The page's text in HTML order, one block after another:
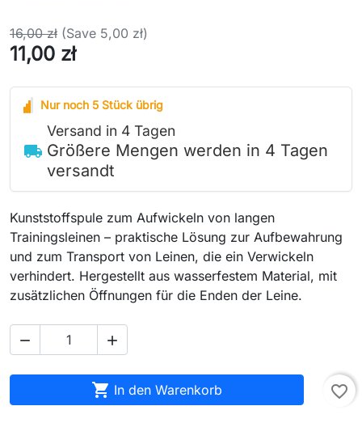
16,00 zł (Save 5,00 zł)
11,00 zł
Nur noch 5 Stück übrig
local_shipping
Versand in 4 Tagen
Größere Mengen werden in 4 Tagen
versandt
Kunststoffspule zum Aufwickeln von langen
Trainingsleinen – praktische Lösung zur Aufbewahrung
und zum Transport von Leinen, die ein Verwickeln
verhindert. Hergestellt aus wasserfestem Material, mit
zusätzlichen Öffnungen für die Enden der Leine.
 
 In den Warenkorb favorite_border